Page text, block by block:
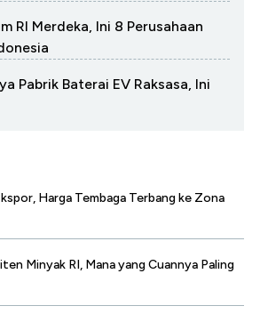
RI Merdeka, Ini 8 Perusahaan
Pabrik Baterai EV Raksasa, Ini
Harga Tembaga Terbang ke Zona
Minyak RI, Mana yang Cuannya Paling